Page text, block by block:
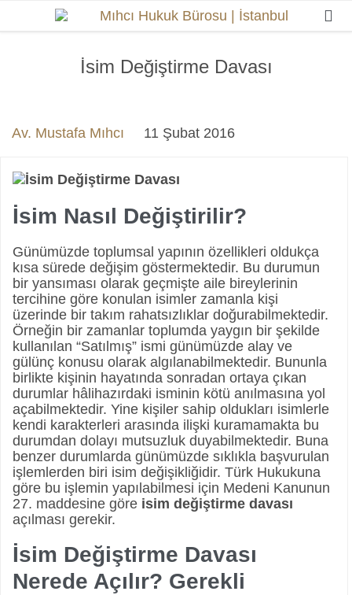

İsim Değiştirme Davası
Av. Mustafa Mıhcı 11 Şubat 2016
İsim Nasıl Değiştirilir?
Günümüzde toplumsal yapının özellikleri oldukça
kısa sürede değişim göstermektedir. Bu durumun
bir yansıması olarak geçmişte aile bireylerinin
tercihine göre konulan isimler zamanla kişi
üzerinde bir takım rahatsızlıklar doğurabilmektedir.
Örneğin bir zamanlar toplumda yaygın bir şekilde
kullanılan “Satılmış” ismi günümüzde alay ve
gülünç konusu olarak algılanabilmektedir. Bununla
birlikte kişinin hayatında sonradan ortaya çıkan
durumlar hâlihazırdaki isminin kötü anılmasına yol
açabilmektedir. Yine kişiler sahip oldukları isimlerle
kendi karakterleri arasında ilişki kuramamakta bu
durumdan dolayı mutsuzluk duyabilmektedir. Buna
benzer durumlarda günümüzde sıklıkla başvurulan
işlemlerden biri isim değişikliğidir. Türk Hukukuna
göre bu işlemin yapılabilmesi için Medeni Kanunun
27. maddesine göre isim değiştirme davası
açılması gerekir.
İsim Değiştirme Davası
Nerede Açılır? Gerekli